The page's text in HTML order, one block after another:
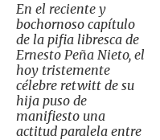
En el reciente y
bochornoso capítulo
de la pifia libresca de
Ernesto Peña Nieto, el
hoy tristemente
célebre retwitt de su
hija puso de
manifiesto una
actitud paralela entre